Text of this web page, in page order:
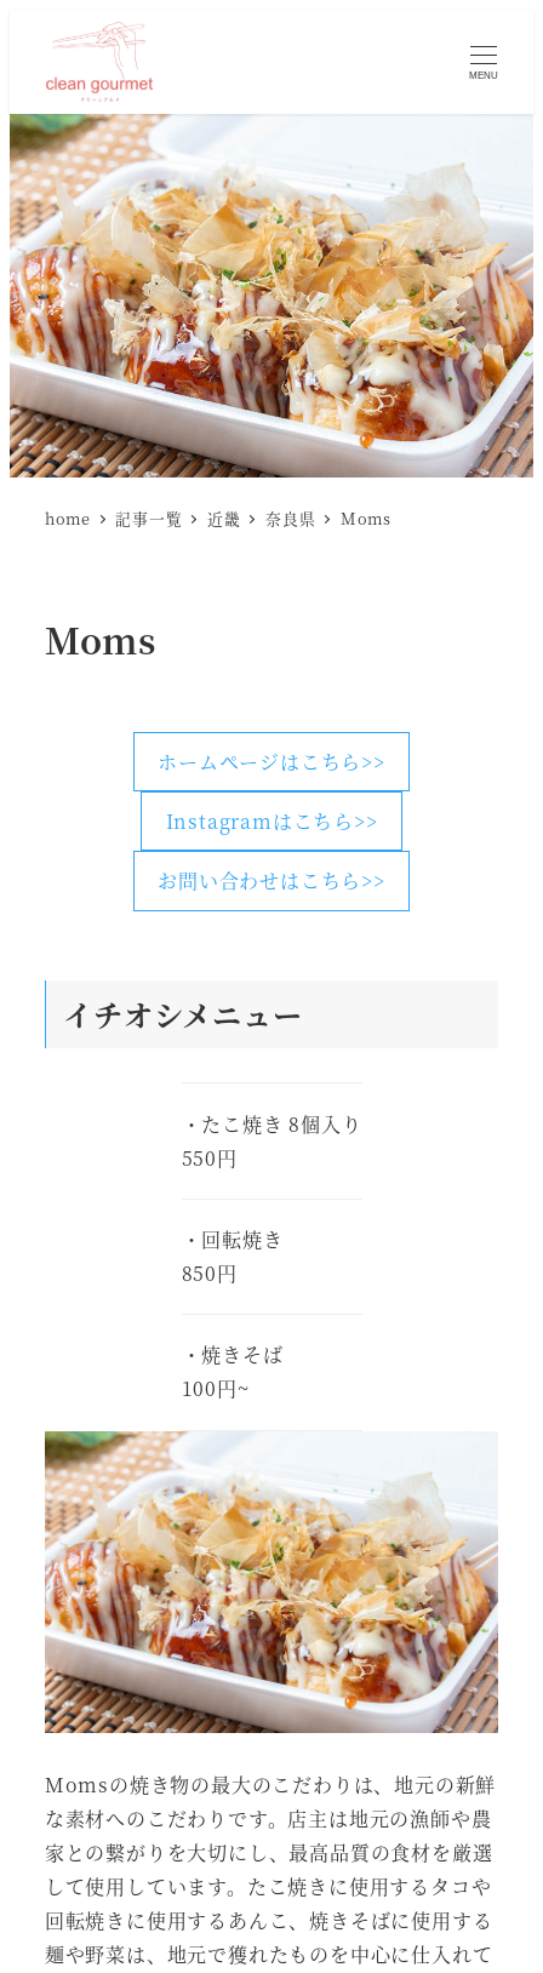
MENU
home 記事一覧 近畿 奈良県 Moms
Moms
ホームページはこちら>>
Instagramはこちら>>
お問い合わせはこちら>>
イチオシメニュー
・たこ焼き 8個入り
550円
・回転焼き
850円
・焼きそば
100円~
Momsの焼き物の最大のこだわりは、地元の新鮮
な素材へのこだわりです。店主は地元の漁師や農
家との繋がりを大切にし、最高品質の食材を厳選
して使用しています。たこ焼きに使用するタコや
回転焼きに使用するあんこ、焼きそばに使用する
麺や野菜は、地元で獲れたものを中心に仕入れて